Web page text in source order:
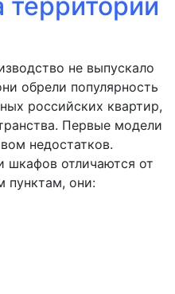
не выпускало
обрели популярность
российских квартир,
Первые модели
недостатков.
шкафов отличаются от
пунктам, они: